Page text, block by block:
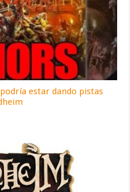
estar dando pistas